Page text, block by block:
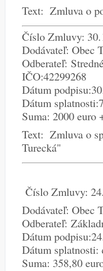
Text: Zmluva o
Číslo Zmluvy:
Dodávateľ: Obec
Odberateľ:
IČO:42299268
Dátum
Dátum
Suma: 2000 euro
Text: Zmluva o
Turecká"
Číslo Zmluvy:
Dodávateľ: Obec
Odberateľ:
Dátum
Dátum splatnosti:
Suma: 358,80